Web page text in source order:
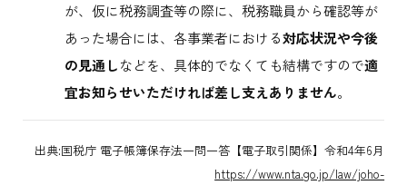
が、仮に税務調査等の際に、税務職員から確認等が
あった場合には、各事業者における対応状況や今後
の見通しなどを、具体的でなくても結構ですので適
宜お知らせいただければ差し支えありません。
出典:国税庁 電子帳簿保存法一問一答【電子取引関係】令和4年6月
https://www.nta.go.jp/law/joho-